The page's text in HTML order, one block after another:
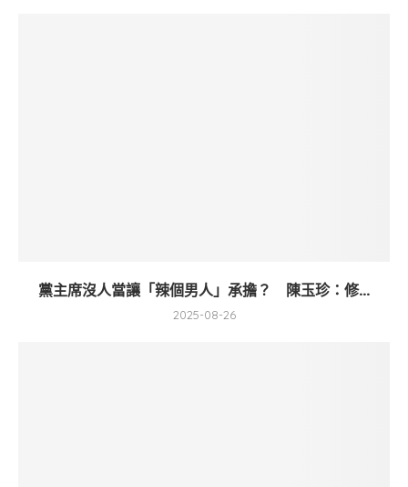
黨主席沒人當讓「辣個男人」承擔？ 陳玉珍：修...
2025-08-26